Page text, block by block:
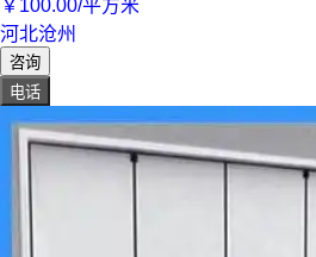
￥ 100.00/平方米
河北沧州
咨询
电话